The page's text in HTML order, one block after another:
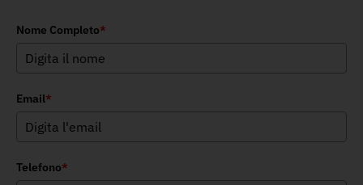
Nome Completo*
Email*
Telefono*